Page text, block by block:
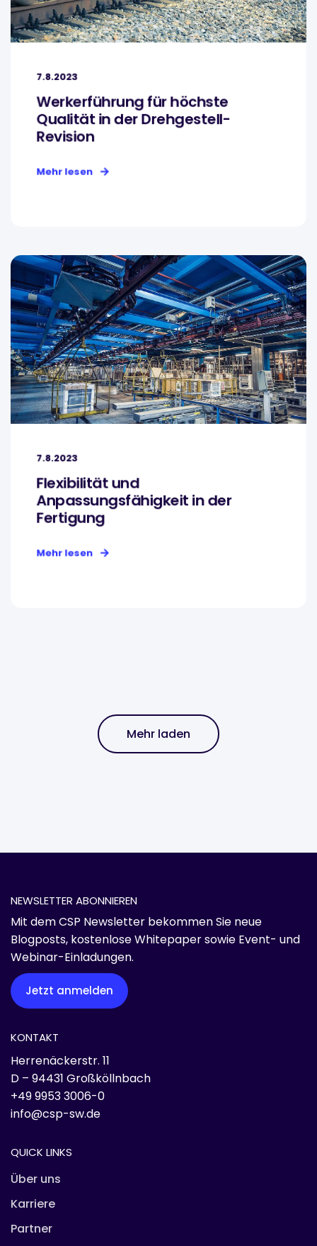
7.8.2023
Werkerführung für höchste
Qualität in der Drehgestell-
Revision
Mehr lesen
7.8.2023
Flexibilität und
Anpassungsfähigkeit in der
Fertigung
Mehr lesen
Mehr laden
NEWSLETTER ABONNIEREN
Mit dem CSP Newsletter bekommen Sie neue
Blogposts, kostenlose Whitepaper sowie Event- und
Webinar-Einladungen.
Jetzt anmelden
KONTAKT
Herrenäckerstr. 11
D – 94431 Großköllnbach
+49 9953 3006-0
info@csp-sw.de
QUICK LINKS
Über uns
Karriere
Partner